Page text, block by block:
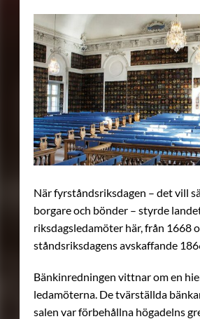
När fyrståndsriksdagen – det vill
borgare och bönder – styrde
riksdagsledamöter här, från 1668
ståndsriksdagens avskaffande
Bänkinredningen vittnar om en
ledamöterna. De tvärställda
salen var förbehållna högadelns